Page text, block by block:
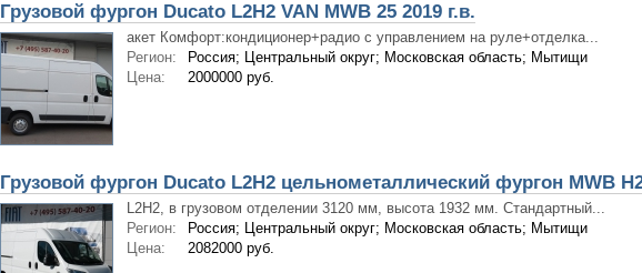
Грузовой фургон Ducato L2H2 VAN MWB 25 2019 г.в.
акет Комфорт:кондиционер+радио с управлением на руле+отделка...
Регион:
Россия; Центральный округ; Московская область; Мытищи
Цена:
2000000 руб.
Грузовой фургон Ducato L2H2 цельнометаллический фургон MWB
L2H2, в грузовом отделении 3120 мм, высота 1932 мм. Стандартный...
Регион:
Россия; Центральный округ; Московская область; Мытищи
Цена:
2082000 руб.